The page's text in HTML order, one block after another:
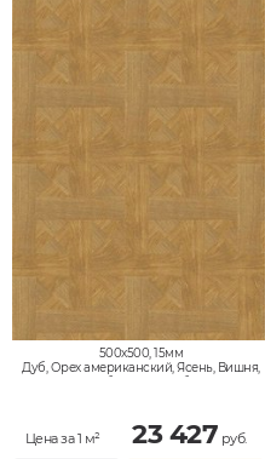
500x500, 15мм
Дуб, Орех американский, Ясень, Вишня,
Клён, Тик, Мербау, Термодуб, Палисандр,
Цена за 1 м² 23 427 руб.